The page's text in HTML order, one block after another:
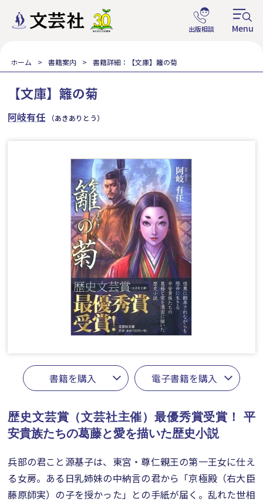
ホーム 書籍案内 書籍詳細：【文庫】籬の菊
【文庫】籬の菊
阿岐有任 （あきありとう）
書籍を購入 電子書籍を購入
歴史文芸賞（文芸社主催）最優秀賞受賞！ 平
安貴族たちの葛藤と愛を描いた歴史小説
兵部の君こと源基子は、東宮・尊仁親王の第一王女に仕え
る女房。ある日乳姉妹の中納言の君から「京極殿（右大臣
藤原師実）の子を授かった」との手紙が届く。乱れた世相